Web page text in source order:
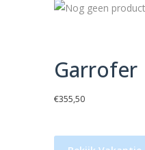
Garrofer
€355,50